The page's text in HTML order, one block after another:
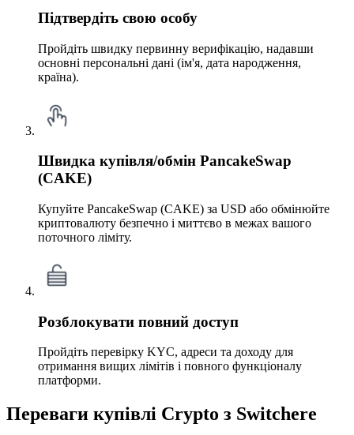
Підтвердіть свою особу
Пройдіть швидку первинну верифікацію, надавши
основні персональні дані (ім'я, дата народження,
країна).
Швидка купівля/обмін PancakeSwap
(CAKE)
Купуйте PancakeSwap (CAKE) за USD або обмінюйте
криптовалюту безпечно і миттєво в межах вашого
поточного ліміту.
Розблокувати повний доступ
Пройдіть перевірку KYC, адреси та доходу для
отримання вищих лімітів і повного функціоналу
платформи.
Переваги купівлі Crypto з Switchere